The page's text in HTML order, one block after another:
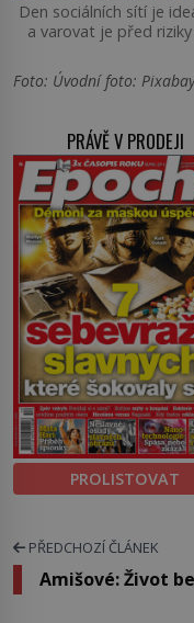
Den sociálních sítí je
a varovat je před
Foto: Úvodní foto: Pixabay
PRÁVĚ V PRODEJI
PROLISTOVAT
PŘEDCHOZÍ ČLÁNEK
Amišové: Život